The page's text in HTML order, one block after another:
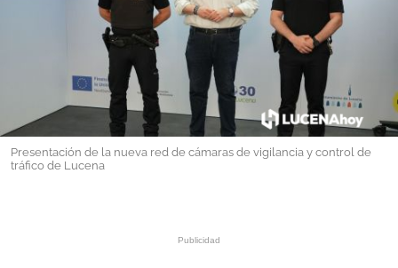
NECROLÓGICAS
GALERÍAS
Presentación de la nueva red de cámaras de vigilancia y control de
tráfico de Lucena